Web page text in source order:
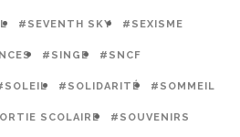
#SEVENTH SKY #SEXISME
#SINGE #SNCF
#SOLIDARITÉ #SOMMEIL
SCOLAIRE #SOUVENIRS